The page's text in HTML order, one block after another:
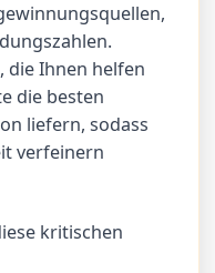
die Ihnen helfen
die besten
liefern, sodass
verfeinern
kritischen